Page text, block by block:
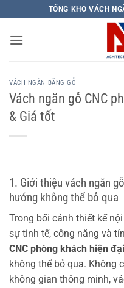
qua
nội
TỔNG KHO VÁCH
VÁCH NGĂN BẰNG GỖ
Vách ngăn gỗ CNC
& Giá tốt
1. Giới thiệu vách ngăn
hướng không thể bỏ qua
Trong bối cảnh thiết kế
sự tinh tế, công năng và
CNC phòng khách hiện đại
không thể bỏ qua. Không
không gian thông minh,